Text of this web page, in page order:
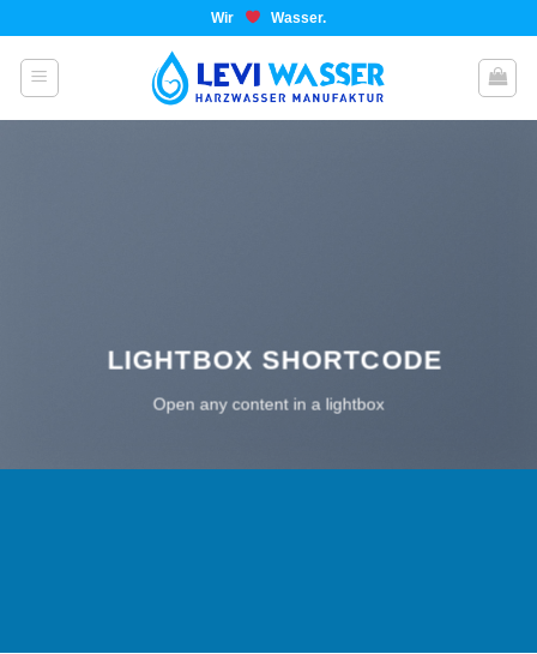
Wir Wasser.
LIGHTBOX SHORTCODE
Open any content in a lightbox